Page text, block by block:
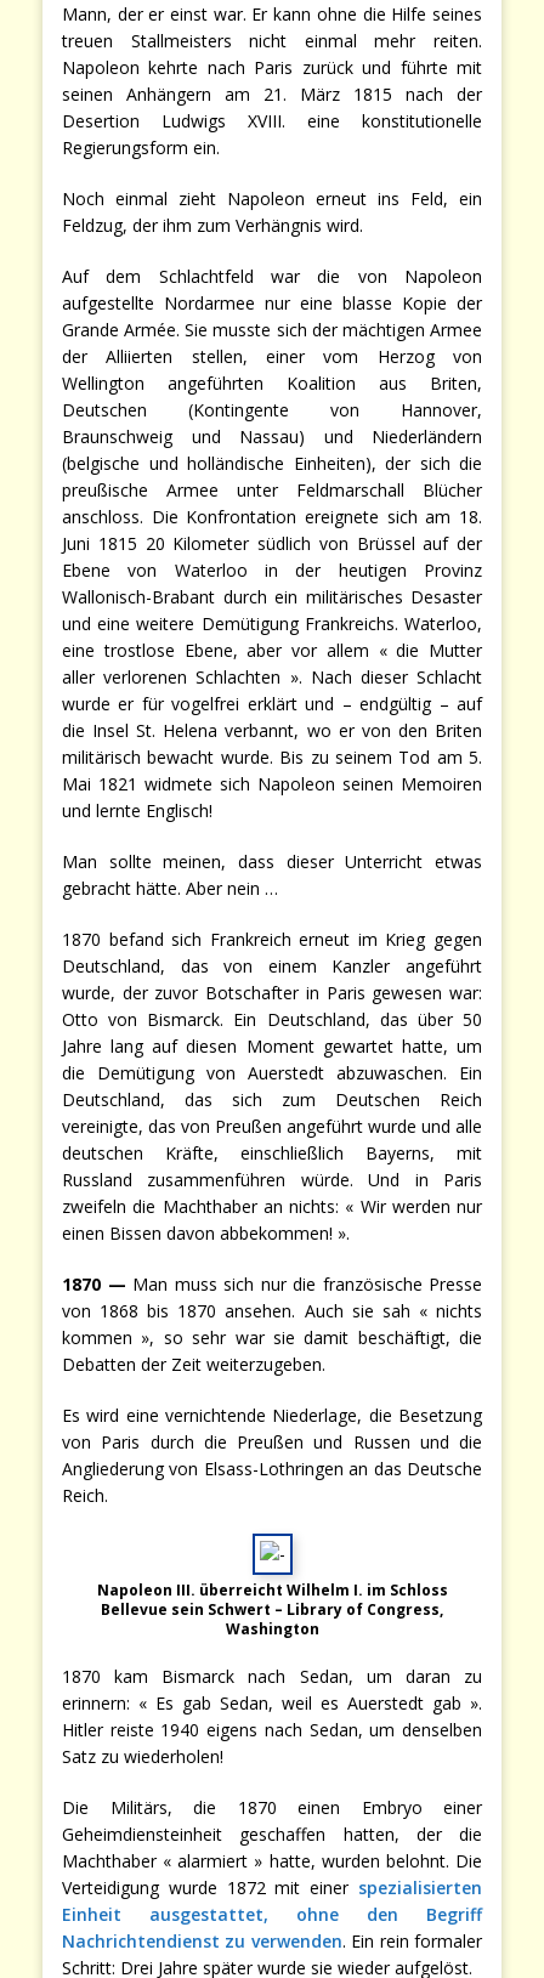
Mann, der er einst war. Er kann ohne die Hilfe seines
treuen Stallmeisters nicht einmal mehr reiten.
Napoleon kehrte nach Paris zurück und führte mit
seinen Anhängern am 21. März 1815 nach der
Desertion Ludwigs XVIII. eine konstitutionelle
Regierungsform ein.
Noch einmal zieht Napoleon erneut ins Feld, ein
Feldzug, der ihm zum Verhängnis wird.
Auf dem Schlachtfeld war die von Napoleon
aufgestellte Nordarmee nur eine blasse Kopie der
Grande Armée. Sie musste sich der mächtigen Armee
der Alliierten stellen, einer vom Herzog von
Wellington angeführten Koalition aus Briten,
Deutschen (Kontingente von Hannover,
Braunschweig und Nassau) und Niederländern
(belgische und holländische Einheiten), der sich die
preußische Armee unter Feldmarschall Blücher
anschloss. Die Konfrontation ereignete sich am 18.
Juni 1815 20 Kilometer südlich von Brüssel auf der
Ebene von Waterloo in der heutigen Provinz
Wallonisch-Brabant durch ein militärisches Desaster
und eine weitere Demütigung Frankreichs. Waterloo,
eine trostlose Ebene, aber vor allem « die Mutter
aller verlorenen Schlachten ». Nach dieser Schlacht
wurde er für vogelfrei erklärt und – endgültig – auf
die Insel St. Helena verbannt, wo er von den Briten
militärisch bewacht wurde. Bis zu seinem Tod am 5.
Mai 1821 widmete sich Napoleon seinen Memoiren
und lernte Englisch!
Man sollte meinen, dass dieser Unterricht etwas
gebracht hätte. Aber nein …
1870 befand sich Frankreich erneut im Krieg gegen
Deutschland, das von einem Kanzler angeführt
wurde, der zuvor Botschafter in Paris gewesen war:
Otto von Bismarck. Ein Deutschland, das über 50
Jahre lang auf diesen Moment gewartet hatte, um
die Demütigung von Auerstedt abzuwaschen. Ein
Deutschland, das sich zum Deutschen Reich
vereinigte, das von Preußen angeführt wurde und alle
deutschen Kräfte, einschließlich Bayerns, mit
Russland zusammenführen würde. Und in Paris
zweifeln die Machthaber an nichts: « Wir werden nur
einen Bissen davon abbekommen! ».
1870 — Man muss sich nur die französische Presse
von 1868 bis 1870 ansehen. Auch sie sah « nichts
kommen », so sehr war sie damit beschäftigt, die
Debatten der Zeit weiterzugeben.
Es wird eine vernichtende Niederlage, die Besetzung
von Paris durch die Preußen und Russen und die
Angliederung von Elsass-Lothringen an das Deutsche
Reich.
Napoleon III. überreicht Wilhelm I. im Schloss
Bellevue sein Schwert – Library of Congress,
Washington
1870 kam Bismarck nach Sedan, um daran zu
erinnern: « Es gab Sedan, weil es Auerstedt gab ».
Hitler reiste 1940 eigens nach Sedan, um denselben
Satz zu wiederholen!
Die Militärs, die 1870 einen Embryo einer
Geheimdiensteinheit geschaffen hatten, der die
Machthaber « alarmiert » hatte, wurden belohnt. Die
Verteidigung wurde 1872 mit einer spezialisierten
Einheit ausgestattet, ohne den Begriff
Nachrichtendienst zu verwenden. Ein rein formaler
Schritt: Drei Jahre später wurde sie wieder aufgelöst.